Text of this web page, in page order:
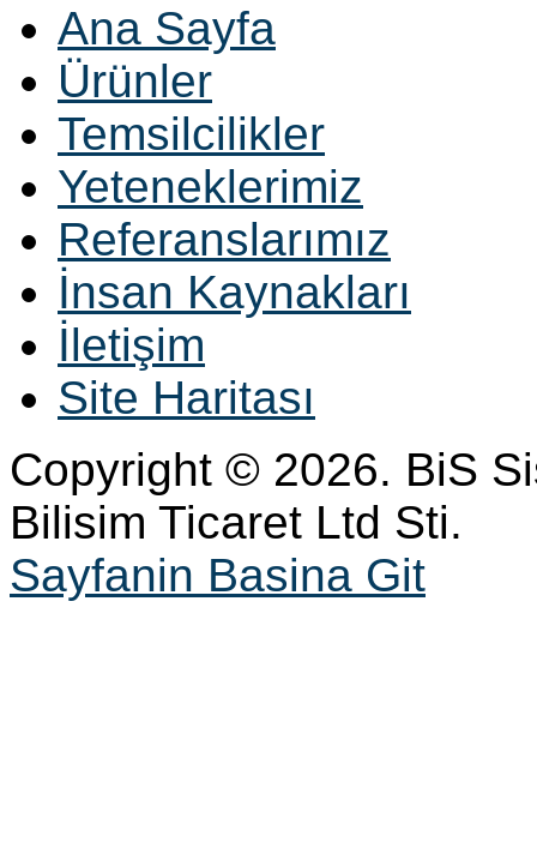
Ana Sayfa
Ürünler
Temsilcilikler
Yeteneklerimiz
Referanslarımız
İnsan Kaynakları
İletişim
Site Haritası
Copyright © 2026. BiS
Bilisim Ticaret Ltd Sti.
Sayfanin Basina Git